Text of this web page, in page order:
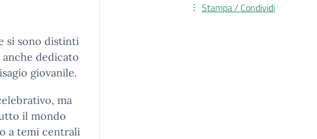
si sono distinti
dedicato
giovanile.
ma
il mondo
a temi centrali
Stampa / Condividi